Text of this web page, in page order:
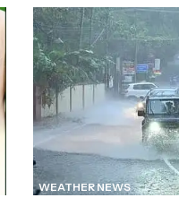
WEATHER NEWS